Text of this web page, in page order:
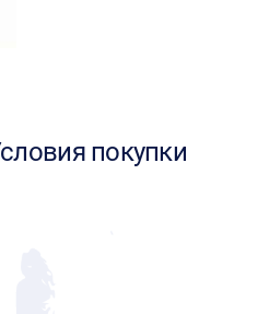
покупки